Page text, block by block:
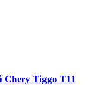
Tiggo T11